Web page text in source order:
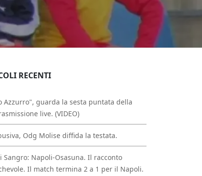
RECENTI
Azzurro", guarda la sesta puntata della
live. (VIDEO)
Odg Molise diffida la testata.
Sangro: Napoli-Osasuna. Il racconto
Il match termina 2 a 1 per il Napoli.